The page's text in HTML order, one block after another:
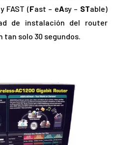
FAST (Fast – eAsy – STable)
de instalación del router
tan solo 30 segundos.